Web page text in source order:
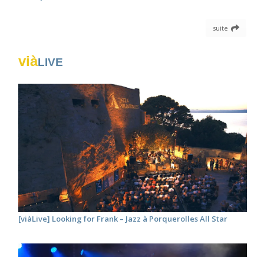
suite
viàLIVE
[viàLive] Looking for Frank – Jazz à Porquerolles All Star